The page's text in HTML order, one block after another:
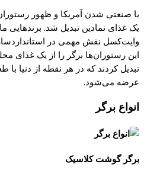
با صنعتی شدن آمریکا و ظهور
یک غذای نمادین تبدیل شد. برندهایی
وایت‌کسل نقش مهمی در
این رستوران‌ها برگر را از یک غذای
تبدیلکردند که در هر نقطه از دنیا با
عرضه می‌شود.
انواع برگر
برگر گوشتکلاسیک